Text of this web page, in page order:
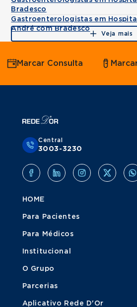
Bradesco
Gastroenterologistas em
André com Bradesco
Veja mais
Marcar Consulta
Central
3003-3230
HOME
Para Pacientes
Para Médicos
Institucional
O Grupo
Parcerias
Aplicativo Rede D'Or